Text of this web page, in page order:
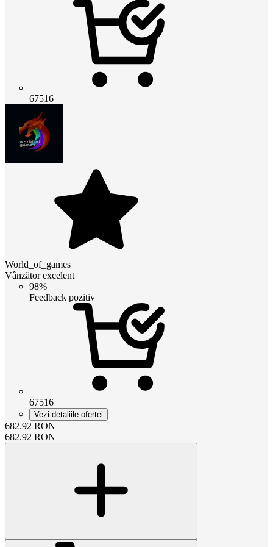
67516
World_of_games
Vânzător excelent
98%
Feedback pozitiv
67516
Vezi detaliile ofertei
682.92 RON
682.92 RON